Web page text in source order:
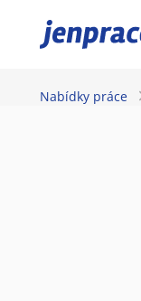
JenPráce.cz
Nabídky práce